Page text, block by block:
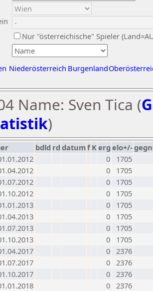
Nur "österreichische" Spieler
Niederösterreich Burgenland
Name: Sven Tica (
)
bdld rd datumf Kerg elo+/-
0
1705
0
1705
0
1705
0
1705
0
1705
0
1705
0
1705
0
1705
0 2376
0 2376
0 2376
0 2376